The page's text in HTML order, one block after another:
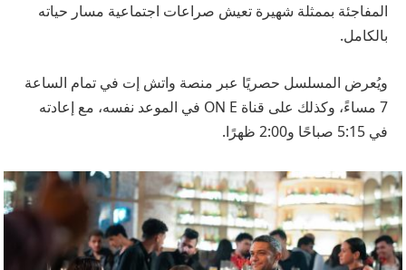
المفاجئة بممثلة شهيرة تعيش صراعات اجتماعية مسار حياته
بالكامل.
ويُعرض المسلسل حصريًا عبر منصة واتش إت في تمام الساعة
7 مساءً، وكذلك على قناة ON E في الموعد نفسه، مع إعادته
في 5:15 صباحًا و2:00 ظهرًا.